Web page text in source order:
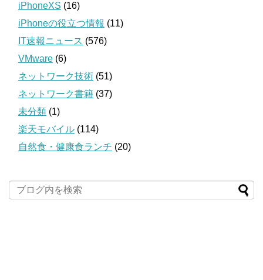
iPhoneXS (16)
iPhoneの役立つ情報 (11)
IT速報ニュース (576)
VMware (6)
ネットワーク技術 (51)
ネットワーク書籍 (37)
未分類 (1)
楽天モバイル (114)
自然食・健康食ランチ (20)